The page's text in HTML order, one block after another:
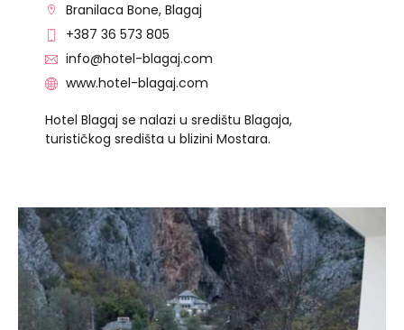
Branilaca Bone, Blagaj
+387 36 573 805
info@hotel-blagaj.com
www.hotel-blagaj.com
Hotel Blagaj se nalazi u središtu Blagaja,
turističkog središta u blizini Mostara.